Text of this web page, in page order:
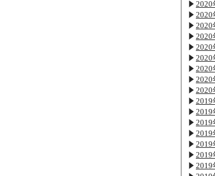
2020
2020
2020
2020
2020
2020
2020
2020
2020
2019
2019
2019
2019
2019
2019
2019